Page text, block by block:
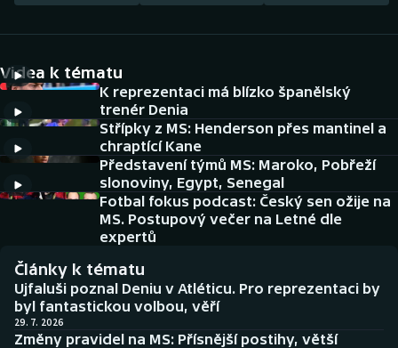
DALŠÍ SPORTY
Americký fotbal
Baseball a softbal
Basketbal
Boby a skeleton
Box
NEPŘEHLÉDNĚTE
Soutěže
Historické návraty
Aplikace ČT sport
AZ kvíz
Videa k tématu
K reprezentaci má blízko španělský
trenér Denia
Střípky z MS: Henderson přes mantinel a
chraptící Kane
Představení týmů MS: Maroko, Pobřeží
slonoviny, Egypt, Senegal
Fotbal fokus podcast: Český sen ožije na
MS. Postupový večer na Letné dle
expertů
Články k tématu
Ujfaluši poznal Deniu v Atléticu. Pro reprezentaci by
byl fantastickou volbou, věří
29. 7. 2026
Změny pravidel na MS: Přísnější postihy, větší